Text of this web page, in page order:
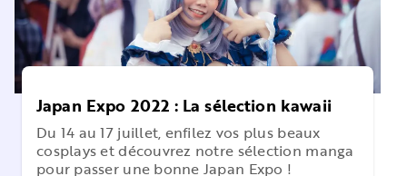
Japan Expo 2022 : La sélection kawaii
Du 14 au 17 juillet, enfilez vos plus beaux
cosplays et découvrez notre sélection manga
pour passer une bonne Japan Expo !